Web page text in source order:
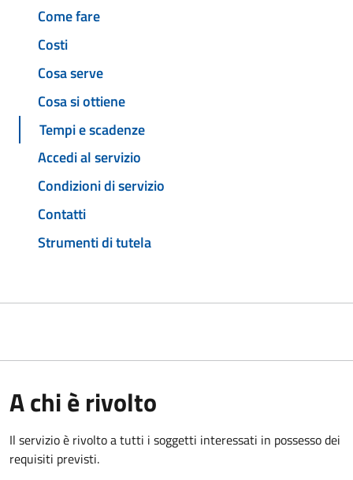
Come fare
Costi
Cosa serve
Cosa si ottiene
Tempi e scadenze
Accedi al servizio
Condizioni di servizio
Contatti
Strumenti di tutela
A chi è rivolto
Il servizio è rivolto a tutti i soggetti interessati in possesso dei
requisiti previsti.